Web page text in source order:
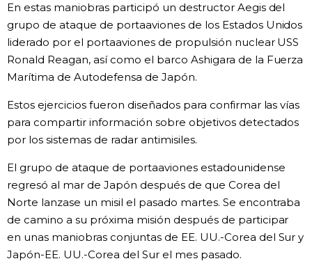
En profundidad
Más
Datos de Japón
Fragmentos de Japón
Gente
Blog
En estas maniobras participó un destructor Aegis del
grupo de ataque de portaaviones de los Estados Unidos
liderado por el portaaviones de propulsión nuclear USS
Ronald Reagan, así como el barco Ashigara de la Fuerza
Marítima de Autodefensa de Japón.
Estos ejercicios fueron diseñados para confirmar las vías
para compartir información sobre objetivos detectados
por los sistemas de radar antimisiles.
El grupo de ataque de portaaviones estadounidense
regresó al mar de Japón después de que Corea del
Norte lanzase un misil el pasado martes. Se encontraba
de camino a su próxima misión después de participar
en unas maniobras conjuntas de EE. UU.-Corea del Sur y
Japón-EE. UU.-Corea del Sur el mes pasado.